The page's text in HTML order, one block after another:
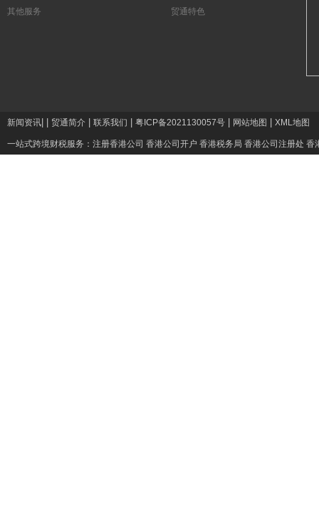
其他服务
贸通特色
新闻资讯 贸通简介 联系我们 粤ICP备2021130057号 网站地图 XML地图
一站式跨境财税服务： 注册香港公司 香港公司开户 香港税务局 香港公司注册处 香